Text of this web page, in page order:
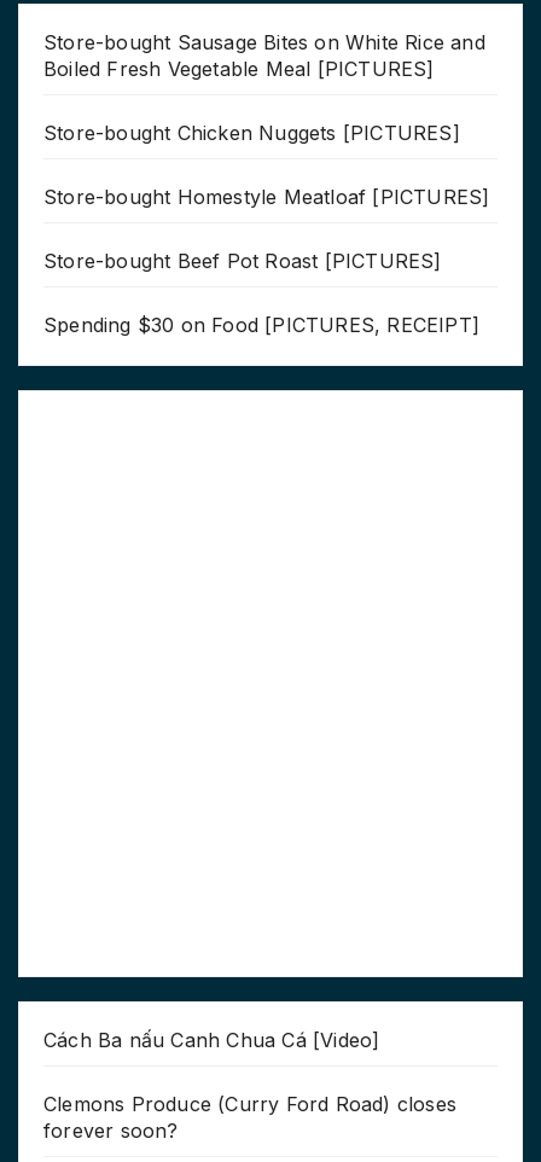
Store-bought Sausage Bites on White Rice and
Boiled Fresh Vegetable Meal [PICTURES]
Store-bought Chicken Nuggets [PICTURES]
Store-bought Homestyle Meatloaf [PICTURES]
Store-bought Beef Pot Roast [PICTURES]
Spending $30 on Food [PICTURES, RECEIPT]
Cách Ba nấu Canh Chua Cá [Video]
Clemons Produce (Curry Ford Road) closes
forever soon?